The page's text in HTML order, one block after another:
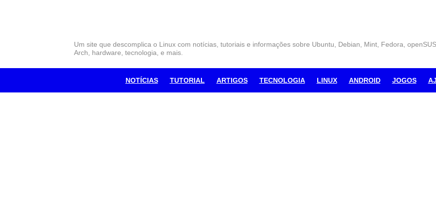
Um site que descomplica o Linux com notícias, tutoriais e informações sobre Ubuntu, Debian, Mint, Fedora,
Arch, hardware, tecnologia, e mais.
NOTÍCIAS TUTORIAL ARTIGOS TECNOLOGIA LINUX ANDROID JOGOS